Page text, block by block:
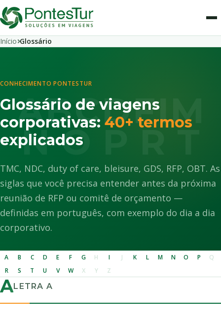
Início Glossário
ABCDFIM
N O P R T
CONHECIMENTO PONTESTUR
Glossário de viagens
corporativas: 40+ termos
explicados
TMC, NDC, duty of care, bleisure, GDS, RFP, OBT. As
siglas que você precisa entender antes da próxima
reunião de RFP ou comitê de orçamento —
definidas em português, com exemplo do dia a dia
corporativo.
A B C D E F G H I J K L M N O P
Q
R
S T U V W X Y Z
ALETRA A